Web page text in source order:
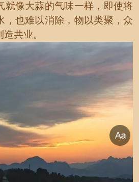
就像大蒜的气味一样，即使将
，也难以消除，物以类聚，众
共业。